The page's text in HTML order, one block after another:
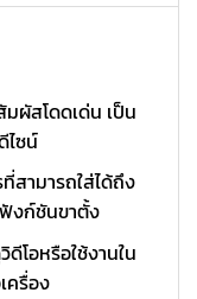
ผัสโดดเด่น เป็น
ไซน์
สามารถใส่ได้ถึง
งก์ชันขาตั้ง
โอหรือใช้งานใน
ครื่อง